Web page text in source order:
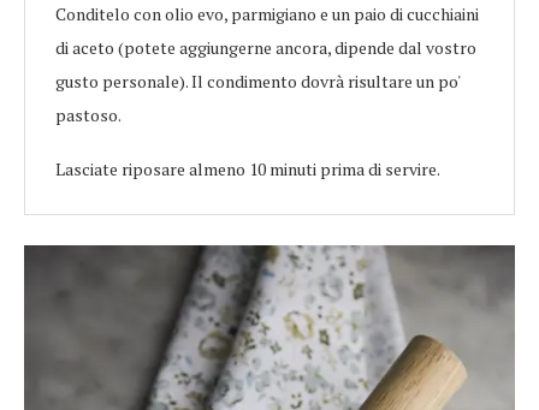
Conditelo con olio evo, parmigiano e un paio di cucchiaini
di aceto (potete aggiungerne ancora, dipende dal vostro
gusto personale). Il condimento dovrà risultare un po'
pastoso.
Lasciate riposare almeno 10 minuti prima di servire.